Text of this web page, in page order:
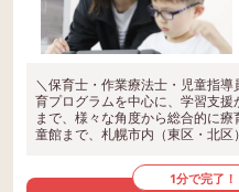
＼保育士・作業療法士・児童指
育プログラムを中心に、学習支
まで、様々な角度から総合的に
童館まで、札幌市内（東区・北区
1分で完了！